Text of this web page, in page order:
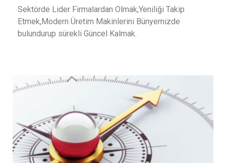
Sektörde Lider Firmalardan Olmak,Yeniliği Takip
Etmek,Modern Üretim Makinlerini Bünyemizde
bulundurup sürekli Güncel Kalmak.